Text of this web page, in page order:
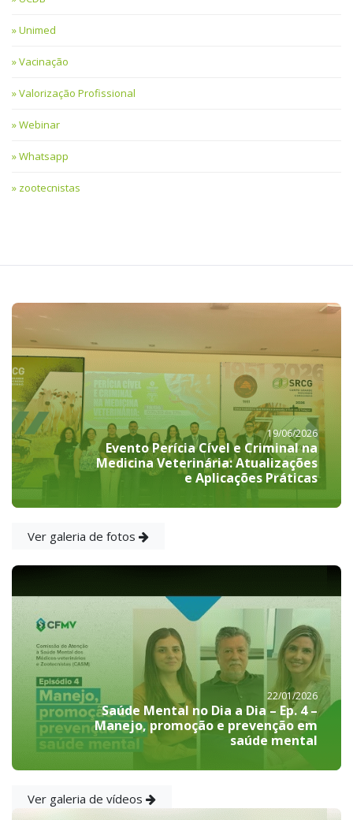
Unimed
Vacinação
Valorização Profissional
Webinar
Whatsapp
zootecnistas
19/06/2026
Evento Perícia Cível e Criminal na
Medicina Veterinária: Atualizações
e Aplicações Práticas
Ver galeria de fotos
22/01/2026
Saúde Mental no Dia a Dia – Ep. 4 –
Manejo, promoção e prevenção em
saúde mental
Ver galeria de vídeos